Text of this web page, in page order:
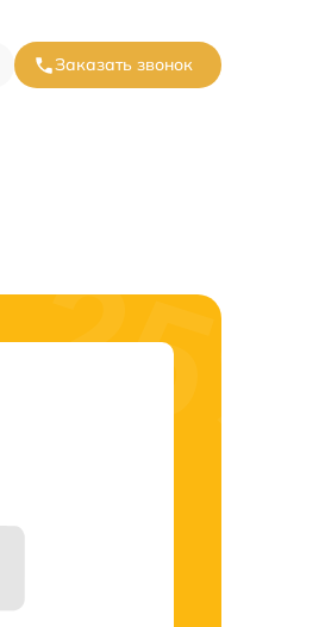
Заказать звонок